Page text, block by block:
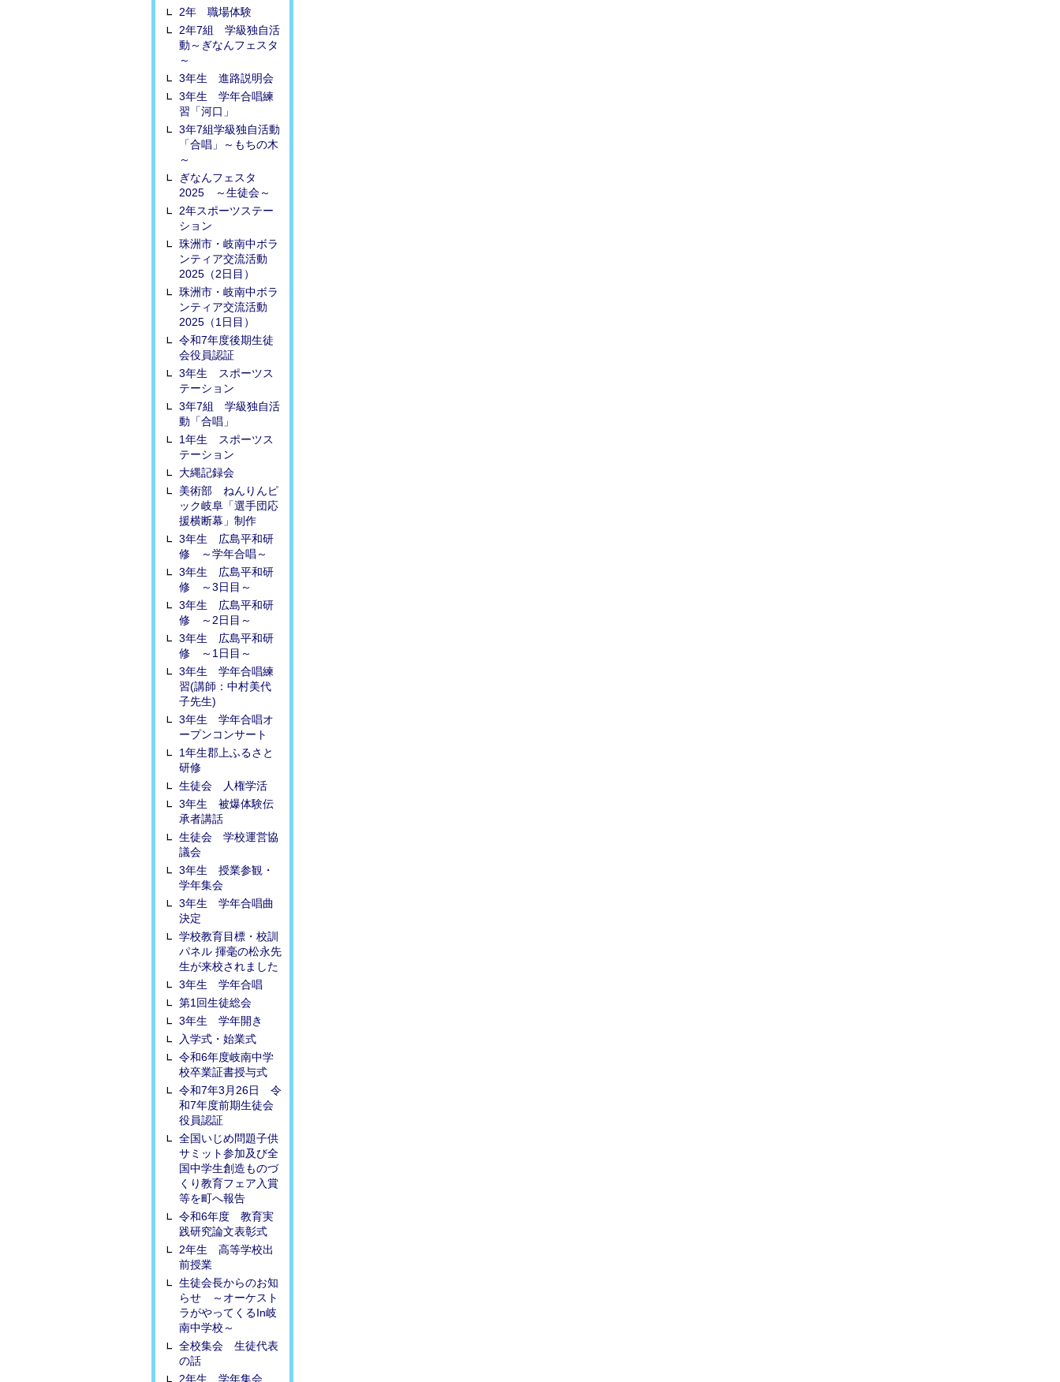
2年 職場体験
2年7組 学級独自活
動～ぎなんフェスタ
～
3年生 進路説明会
3年生 学年合唱練
習「河口」
3年7組学級独自活動
「合唱」～もちの木
～
ぎなんフェスタ
2025 ～生徒会～
2年スポーツステー
ション
珠洲市・岐南中ボラ
ンティア交流活動
2025（2日目）
珠洲市・岐南中ボラ
ンティア交流活動
2025（1日目）
令和7年度後期生徒
会役員認証
3年生 スポーツス
テーション
3年7組 学級独自活
動「合唱」
1年生 スポーツス
テーション
大縄記録会
美術部 ねんりんピ
ック岐阜「選手団応
援横断幕」制作
3年生 広島平和研
修 ～学年合唱～
3年生 広島平和研
修 ～3日目～
3年生 広島平和研
修 ～2日目～
3年生 広島平和研
修 ～1日目～
3年生 学年合唱練
習(講師：中村美代
子先生)
3年生 学年合唱オ
ープンコンサート
1年生郡上ふるさと
研修
生徒会 人権学活
3年生 被爆体験伝
承者講話
生徒会 学校運営協
議会
3年生 授業参観・
学年集会
3年生 学年合唱曲
決定
学校教育目標・校訓
パネル 揮毫の松永先
生が来校されました
3年生 学年合唱
第1回生徒総会
3年生 学年開き
入学式・始業式
令和6年度岐南中学
校卒業証書授与式
令和7年3月26日 令
和7年度前期生徒会
役員認証
全国いじめ問題子供
サミット参加及び全
国中学生創造ものづ
くり教育フェア入賞
等を町へ報告
令和6年度 教育実
践研究論文表彰式
2年生 高等学校出
前授業
生徒会長からのお知
らせ ～オーケスト
ラがやってくるIn岐
南中学校～
全校集会 生徒代表
の話
2年生 学年集会